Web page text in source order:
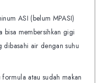
ASI (belum MPASI)
bisa membersihkan gigi
dibasahi air dengan suhu
atau sudah makan